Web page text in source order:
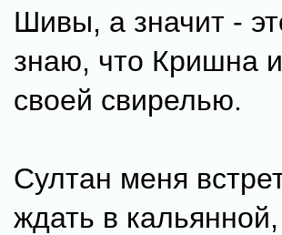
Шивы, а значит -
знаю, что Кришна
своей свирелью.
Султан меня
ждать в